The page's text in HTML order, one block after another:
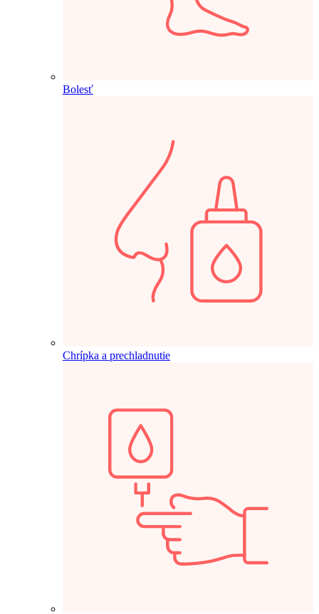
Bolesť
Chrípka a prechladnutie